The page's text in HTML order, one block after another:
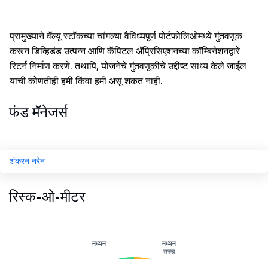
प्रामुख्याने वॅल्यू स्टॉकच्या चांगल्या वैविध्यपूर्ण पोर्टफोलिओमध्ये गुंतवणूक
करून डिव्हिडंड उत्पन्न आणि कॅपिटल ॲप्रिसिएशनच्या कॉम्बिनेशनद्वारे
रिटर्न निर्माण करणे. तथापि, योजनेचे गुंतवणूकीचे उद्दीष्ट साध्य केले जाईल
याची कोणतीही हमी किंवा हमी असू शकत नाही.
फंड मॅनेजर्स
शंकरन नरेन
रिस्क-ओ-मीटर
मध्यम
मध्यम
उच्च